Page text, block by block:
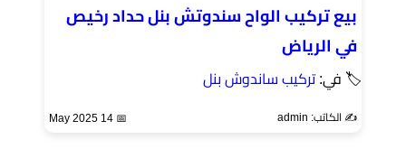
بيع تركيب الواح سندوتش بنل حداد رخيص
في الرياض
🏷 في:تركيب ساندوش بنل
✍️ الكاتب: admin 📅 14 May 2025